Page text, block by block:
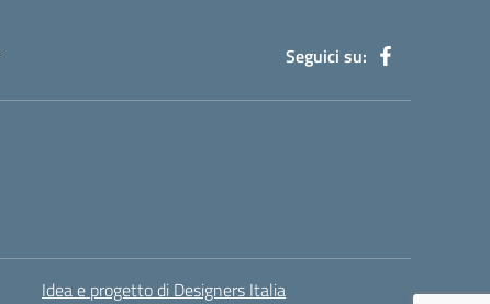
Seguici su:
Idea e progetto di Designers Italia